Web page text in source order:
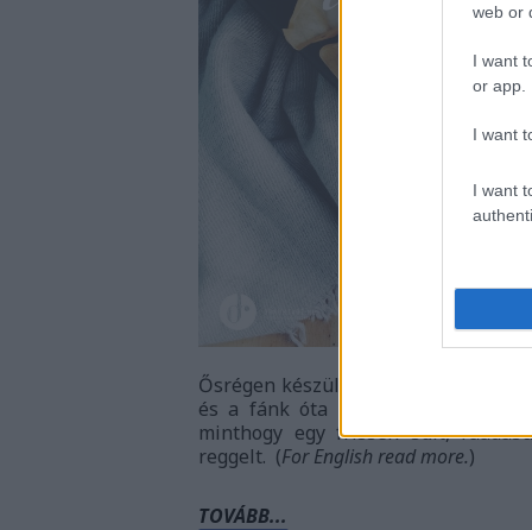
web or
I want
or app.
I want
I want
Ősrégen készült muffin a
és a fánk óta is eltelt már több
minthogy egy frissen sült,
reggelt. (For English read more.)
TOVÁBB...